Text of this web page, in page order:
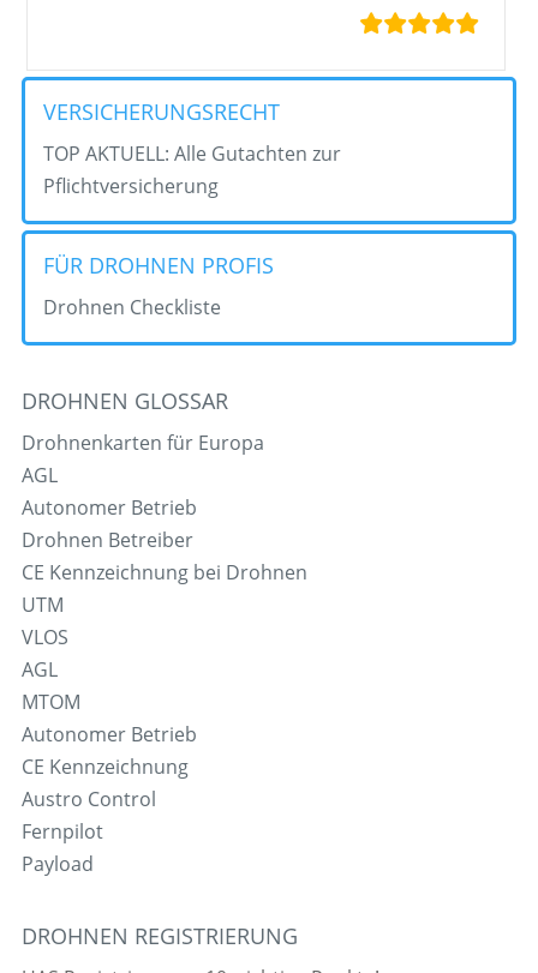
VERSICHERUNGSRECHT
TOP AKTUELL: Alle Gutachten zur
Pflichtversicherung
FÜR DROHNEN PROFIS
Drohnen Checkliste
DROHNEN GLOSSAR
Drohnenkarten für Europa
AGL
Autonomer Betrieb
Drohnen Betreiber
CE Kennzeichnung bei Drohnen
UTM
VLOS
AGL
MTOM
Autonomer Betrieb
CE Kennzeichnung
Austro Control
Fernpilot
Payload
DROHNEN REGISTRIERUNG